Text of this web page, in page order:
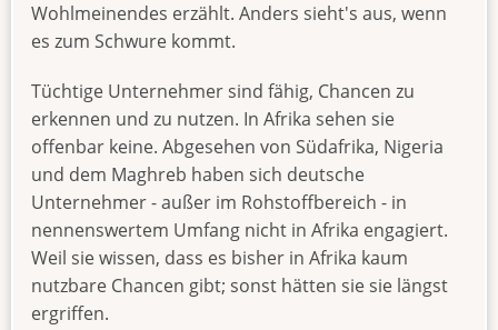
Wohlmeinendes erzählt. Anders sieht's aus, wenn
es zum Schwure kommt.
Tüchtige Unternehmer sind fähig, Chancen zu
erkennen und zu nutzen. In Afrika sehen sie
offenbar keine. Abgesehen von Südafrika, Nigeria
und dem Maghreb haben sich deutsche
Unternehmer - außer im Rohstoffbereich - in
nennenswertem Umfang nicht in Afrika engagiert.
Weil sie wissen, dass es bisher in Afrika kaum
nutzbare Chancen gibt; sonst hätten sie sie längst
ergriffen.